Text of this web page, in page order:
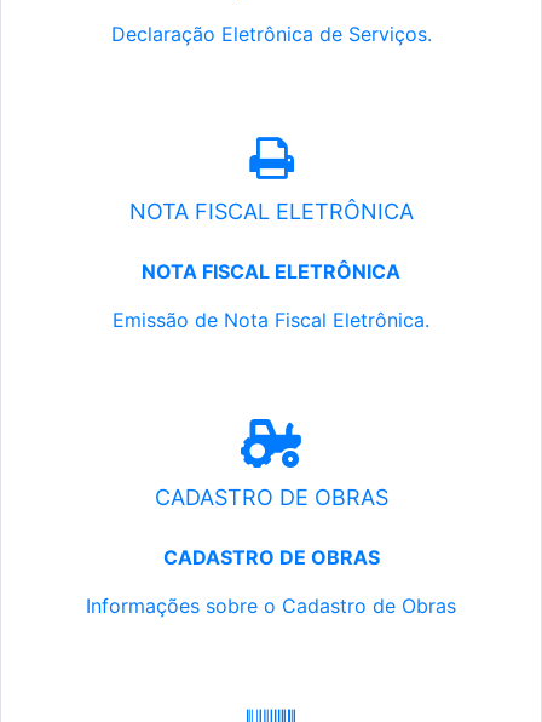
Declaração Eletrônica de Serviços.
NOTA FISCAL ELETRÔNICA
NOTA FISCAL ELETRÔNICA
Emissão de Nota Fiscal Eletrônica.
CADASTRO DE OBRAS
CADASTRO DE OBRAS
Informações sobre o Cadastro de Obras